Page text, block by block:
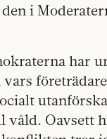
i
har
våld. Oavsett